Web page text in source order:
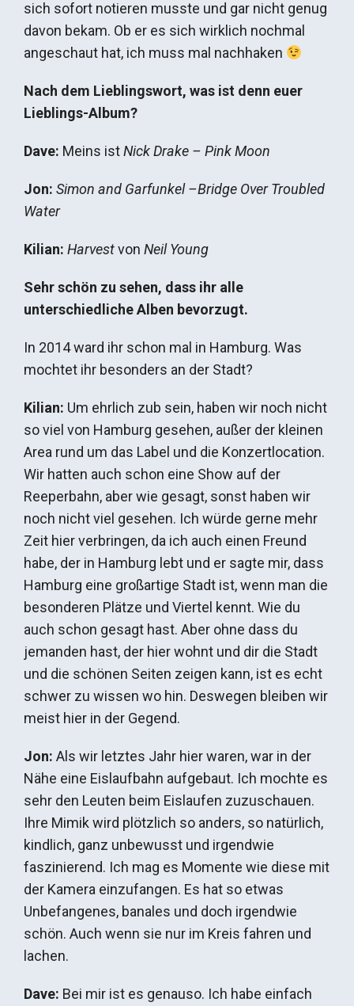
sich sofort notieren musste und gar nicht genug
davon bekam. Ob er es sich wirklich nochmal
angeschaut hat, ich muss mal nachhaken
Nach dem Lieblingswort, was ist denn euer
Lieblings-Album?
Dave: Meins istNick Drake – Pink Moon
Jon: Simon and Garfunkel –Bridge Over Troubled
Water
Kilian: Harvestvon Neil Young
Sehr schön zu sehen, dass ihr alle
unterschiedliche Alben bevorzugt.
In 2014 ward ihr schon mal in Hamburg. Was
mochtet ihr besonders an der Stadt?
Kilian: Um ehrlich zub sein, haben wir noch nicht
so viel von Hamburg gesehen, außer der kleinen
Area rund um das Label und die Konzertlocation.
Wir hatten auch schon eine Show auf der
Reeperbahn, aber wie gesagt, sonst haben wir
noch nicht viel gesehen. Ich würde gerne mehr
Zeit hier verbringen, da ich auch einen Freund
habe, der in Hamburg lebt und er sagte mir, dass
Hamburg eine großartige Stadt ist, wenn man die
besonderen Plätze und Viertel kennt. Wie du
auch schon gesagt hast. Aber ohne dass du
jemanden hast, der hier wohnt und dir die Stadt
und die schönen Seiten zeigen kann, ist es echt
schwer zu wissen wo hin. Deswegen bleiben wir
meist hier in der Gegend.
Jon: Als wir letztes Jahr hier waren, war in der
Nähe eine Eislaufbahn aufgebaut. Ich mochte es
sehr den Leuten beim Eislaufen zuzuschauen.
Ihre Mimik wird plötzlich so anders, so natürlich,
kindlich, ganz unbewusst und irgendwie
faszinierend. Ich mag es Momente wie diese mit
der Kamera einzufangen. Es hat so etwas
Unbefangenes, banales und doch irgendwie
schön. Auch wenn sie nur im Kreis fahren und
lachen.
Dave: Bei mir ist es genauso. Ich habe einfach